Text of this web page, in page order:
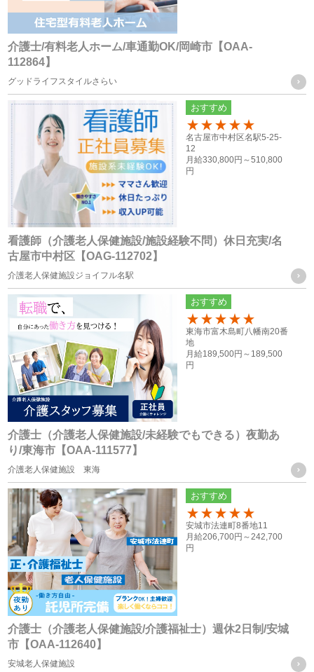
範囲内で個人情報の取扱いの全部又は一部を委託する場合
個人情報の共同利用
当社は、お客様から取得した個人情報を、下記に記載したグ
ループ会社間で共同利用をする場合があります。
共同利用するものの範囲
・株式会社F.T.S
・株式会社フォーテック.プロ
共同利用する個人情報の項目及び利用目的
従業員員や登録スタッフの方の個人情報
・人事労務管理に関わる諸手続き（年金、労働保険等）を行
う際に、当社グループ各社の人事担当者がその目的の限りに
おいて使用するため
・ご家族等の氏名、住所、電話番号は、法令に基づく各種手
続きの他、本人に万一のことがあった際の緊急連絡先として
の使用の為
・当社グループ各社間における人員配置を検討する際の資料
とするため
応募者の方の個人情報
・採用活動における各種の告知や連絡（電話、メール、郵
送、ファックス送信等）のため
・採用応募者への当社グループ各社の事業やその職務等に関
する各種情報を提供するため
・採用応募者の管理及び本人確認を行うため
お取引様に関する個人情報
・当社グループ会社におけるサービスの提供、ご連絡、各種
打ち合わせのため
・各種お問合せ及びご要望事項への対応の為
介護士/有料老人ホーム/車通勤OK/岡崎市【OAA-
112864】
グッドライフスタイルさらい
看護師（介護老人保健施設/施設経験不問）休日充実/名
古屋市中村区【OAG-112702】
介護老人保健施設ジョイフル名駅
おすすめ
100
名古屋市中村区名駅5-25-
12
月給330,800円～510,800
円
介護士（介護老人保健施設/未経験でもできる）夜勤あ
り/東海市【OAA-111577】
介護老人保健施設 東海
おすすめ
100
東海市富木島町八幡南20番
地
月給189,500円～ 189,500
円
介護士（介護老人保健施設/介護福祉士）週休2日制/安城
市【OAA-112640】
安城老人保健施設
おすすめ
100
安城市法連町8番地11
月給206,700円～242,700
円